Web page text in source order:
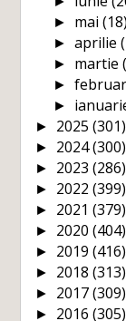
► mai (18)
► aprilie
► martie
►
►
► 2025(301)
► 2024(300)
► 2023(286)
► 2022(399)
► 2021(379)
► 2020(404)
► 2019(416)
► 2018(313)
► 2017(309)
► 2016(305)